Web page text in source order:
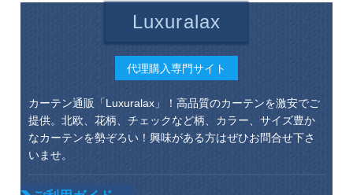
Luxuralax
代理購入専門サイト
カーテン通販「Luxuralax」！高品質のカーテンを激安でご
提供。北欧、花柄、チェックなど柄、カラー、サイズ豊か
なカーテンを勢ぞろい！興味がある方はぜひお問合せ下さ
いませ。